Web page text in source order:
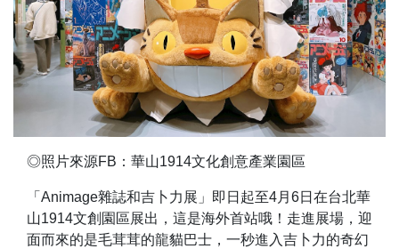
◎照片來源FB：華山1914文化創意產業園區
「Animage雜誌和吉卜力展」即日起至4月6日在台北華
山1914文創園區展出，這是海外首站哦！走進展場，迎
面而來的是毛茸茸的龍貓巴士，一秒進入吉卜力的奇幻